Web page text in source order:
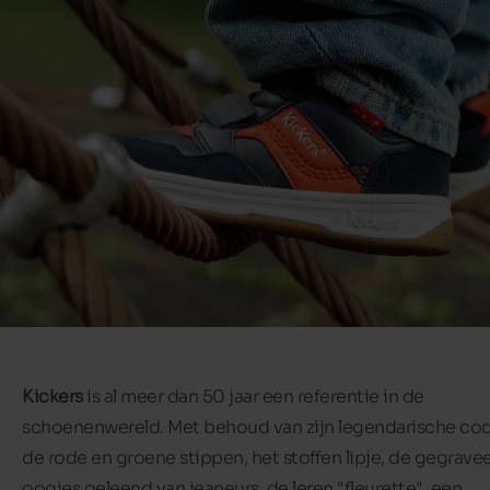
Kickersis al meer dan 50 jaar een referentie in de
schoenenwereld. Met behoud van zijn legendarische
de rode en groene stippen, het stoffen lipje, de